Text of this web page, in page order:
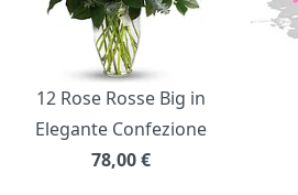
12 Rose Rosse Big in
Elegante Confezione
78,00€